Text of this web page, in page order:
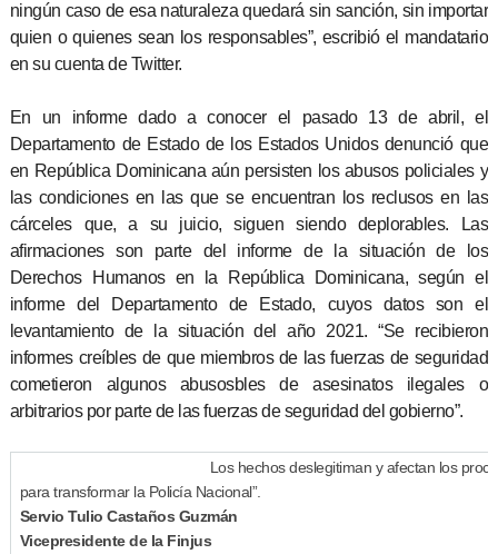
ningún caso de esa naturaleza quedará sin sanción, sin importar
quien o quienes sean los responsables”, escribió el mandatario
en su cuenta de Twitter.
En un informe dado a conocer el pasado 13 de abril, el
Departamento de Estado de los Estados Unidos denunció que
en República Dominicana aún persisten los abusos policiales y
las condiciones en las que se encuentran los reclusos en las
cárceles que, a su juicio, siguen siendo deplorables. Las
afirmaciones son parte del informe de la situación de los
Derechos Humanos en la República Dominicana, según el
informe del Departamento de Estado, cuyos datos son el
levantamiento de la situación del año 2021. “Se recibieron
informes creíbles de que miembros de las fuerzas de seguridad
cometieron algunos abusosbles de asesinatos ilegales o
arbitrarios por parte de las fuerzas de seguridad del gobierno”.
Los hechos deslegitiman y afectan los
para transformar la Policía Nacional”.
Servio Tulio Castaños Guzmán
Vicepresidente de la Finjus